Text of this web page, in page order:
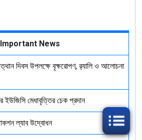
Important News
দিবস উপলক্ষে বৃক্ষরোপণ, র‍্যালি ও আলোচনা
ইউজিসি মেধাবৃত্তির চেক প্রদান
ল্যাব উদ্বোধন